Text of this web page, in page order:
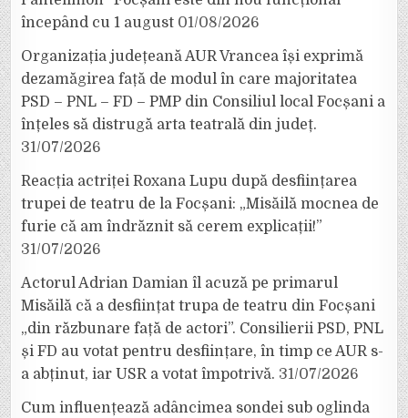
începând cu 1 august 01/08/2026
Organizația județeană AUR Vrancea își exprimă
dezamăgirea față de modul în care majoritatea
PSD – PNL – FD – PMP din Consiliul local Focșani a
înțeles să distrugă arta teatrală din județ.
31/07/2026
Reacția actriței Roxana Lupu după desființarea
trupei de teatru de la Focșani: „Misăilă mocnea de
furie că am îndrăznit să cerem explicații!”
31/07/2026
Actorul Adrian Damian îl acuză pe primarul
Misăilă că a desființat trupa de teatru din Focșani
„din răzbunare față de actori”. Consilierii PSD, PNL
și FD au votat pentru desființare, în timp ce AUR s-
a abținut, iar USR a votat împotrivă. 31/07/2026
Cum influențează adâncimea sondei sub oglinda